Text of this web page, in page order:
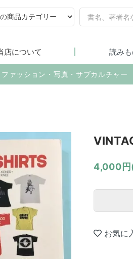
店について 読み
ァッション・写真・サブカルチャー
4,000円
お気に